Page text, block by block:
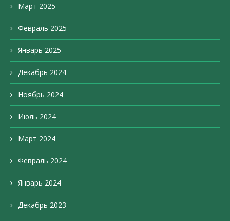
Март 2025
Февраль 2025
Январь 2025
Декабрь 2024
Ноябрь 2024
Июль 2024
Март 2024
Февраль 2024
Январь 2024
Декабрь 2023